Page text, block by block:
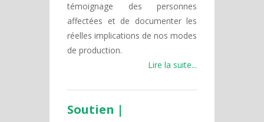
témoignage des personnes
affectées et de documenter les
réelles implications de nos modes
de production.
Lire la suite...
Soutien |